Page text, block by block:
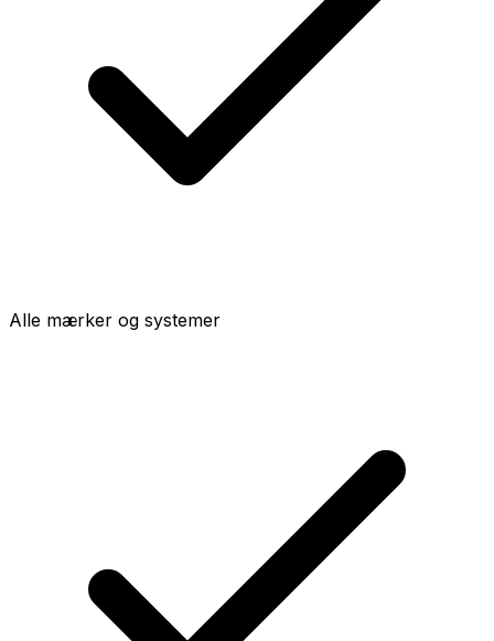
Alle mærker og systemer